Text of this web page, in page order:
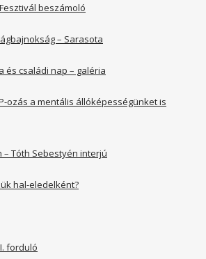
beszámoló
– Sarasota
és családi nap – galéria
ozás a mentális állóképességünket is
Tóth Sebestyén interjú
hal-eledelként?
forduló